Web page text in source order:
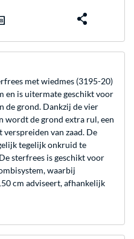
met wiedmes (3195-20)
en is uitermate geschikt voor
de grond. Dankzij de vier
wordt de grond extra rul, een
van zaad. De
tegelijk onkruid te
sterfrees is geschikt voor
waarbij
cm adviseert, afhankelijk